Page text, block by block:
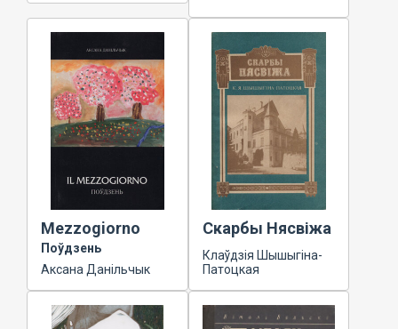
Mezzogiorno
Поўдзень
Аксана Данільчык
Скарбы Нясвіжа
Клаўдзія Шышыгіна-
Патоцкая